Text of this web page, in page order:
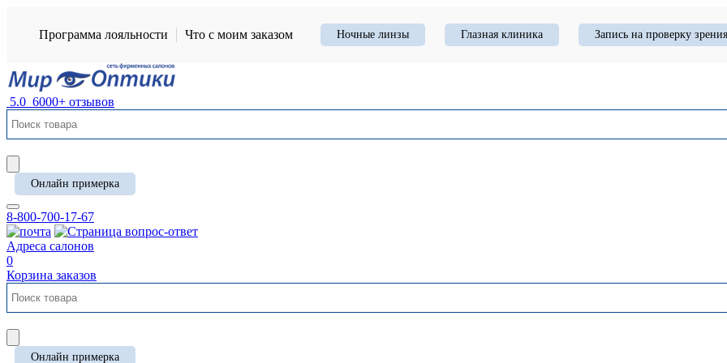
Программа лояльности Что с моим заказом Ночные линзы Глазная клиника Запись на проверку зрения
5.0 6000+ отзывов
Онлайн примерка
8-800-700-17-67
Адреса салонов
0
Корзина заказов
Онлайн примерка